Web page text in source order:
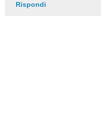
Rispondi